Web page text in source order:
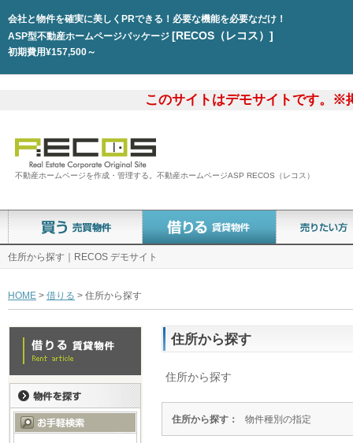
会社と物件を確実に美しくPRできる！必要な機能を必要なだけ！
ASP型不動産ホームページパッケージ [RECOS（レコス）]
初期費用¥157,500～
このサイトはデモサイトです。※
不動産ホームページを作成・管理する。不動産ホームページASP RECOS（レコス）
住所から探す｜RECOS デモサイト
HOME > 借りる > 住所から探す
住所から探す
住所から探す
住所から探す： 物件種別の指定